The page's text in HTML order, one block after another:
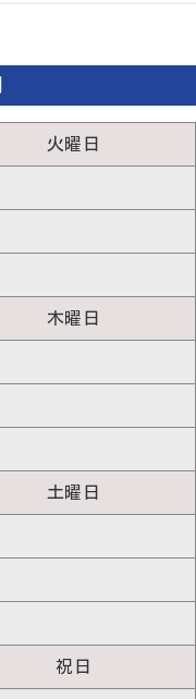
火曜日
木曜日
土曜日
祝日